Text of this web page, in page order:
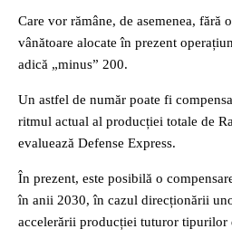
Care vor rămâne, de asemenea, fără
vânătoare alocate în prezent
adică „minus” 200.
Un astfel de număr poate fi
ritmul actual al producției totale de
evaluează Defense Express.
În prezent, este posibilă o
în anii 2030, în cazul direcționării
accelerării producției tuturor tipurilor